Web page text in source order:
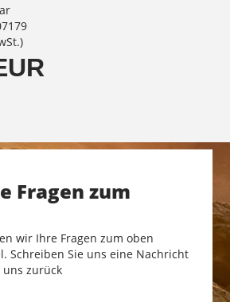
Fragen zum
wir Ihre Fragen zum oben
Schreiben Sie uns eine Nachricht
zurück